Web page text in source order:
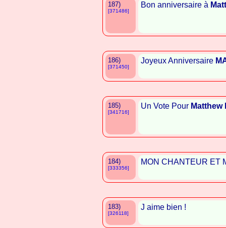
187)
[371486]
Bon anniversaire à
186)
[371450]
Joyeux Anniversaire
185)
[341716]
Un Vote Pour Matthew
184)
[333356]
MON CHANTEUR ET
183)
[326118]
J aime bien !